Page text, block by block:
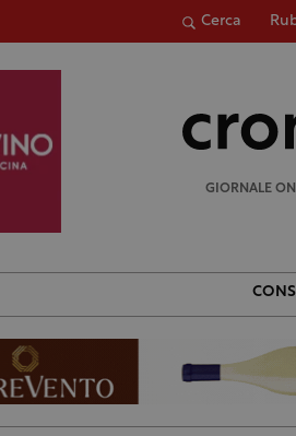
Cerca
GIORNALE